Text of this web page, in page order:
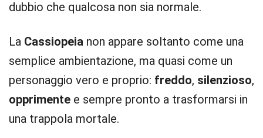
dubbio che qualcosa non sia normale.
La Cassiopeia non appare soltanto come una
semplice ambientazione, ma quasi come un
personaggio vero e proprio: freddo, silenzioso,
opprimente e sempre pronto a trasformarsi in
una trappola mortale.